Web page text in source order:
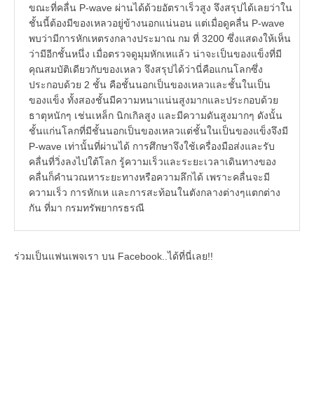
ขณะที่คลื่น P-wave ผ่านได้ด้วยอัตราเร็วสูง จึงสรุปได้เลยว่าใน
ชั้นนี้ต้องมีของเหลวอยู่ข้างนอกแน่นอน แต่เมื่อดูคลื่น P-wave
พบว่ามีการหักเหตรงกลางประมาณ กม ที่ 3200 ซึ่งแสดงให้เห็น
ว่ามีอีกชั้นหนึ่ง เมื่อตรวจดูมุมหักเหแล้ว น่าจะเป็นของแข็งที่มี
คุณสมบัติเดียวกับของเหลว จึงสรุปได้ว่านี่คือแกนโลกซึ่ง
ประกอบด้วย 2 ชั้น คือชั้นนอกเป็นของเหลวและชั้นในเป็น
ของแข็ง ทั้งสองชั้นมีความหนาแน่นสูงมากและประกอบด้วย
ธาตุหนักๆ เช่นเหล็ก นิกเกิลสูง และมีความดันสูงมากๆ ดังนั้น
ชั้นแก่นโลกที่มีชั้นนอกเป็นของเหลวแต่ชั้นในเป็นของแข็งจึงมี
P-wave เท่านั้นที่ผ่านได้ การศึกษาจึงใช้เครื่องมือส่งและรับ
คลื่นที่วิ่งลงไปใต้โลก รู้ความเร็วและระยะเวลาเดินทางของ
คลื่นก็คำนวณหาระยะทางหรือความลึกได้ เพราะคลื่นจะมี
ความเร็ว การหักเห และการสะท้อนในตังกลางต่างๆแตกต่าง
กัน ที่มา กรมทรัพยากรธรณี
ร่วมเป็นแฟนเพจเรา บน Facebook..ได้ที่นี่เลย!!